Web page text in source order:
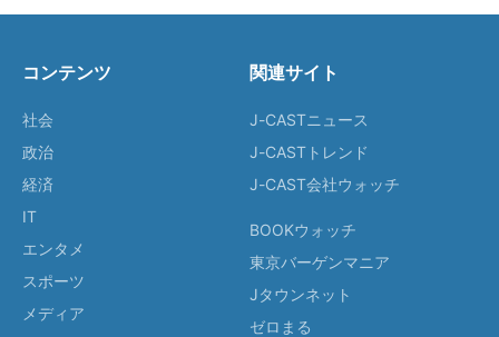
コンテンツ
社会
政治
経済
IT
エンタメ
スポーツ
メディア
関連サイト
J-CASTニュース
J-CASTトレンド
J-CAST会社ウォッチ
BOOKウォッチ
東京バーゲンマニア
Jタウンネット
ゼロまる